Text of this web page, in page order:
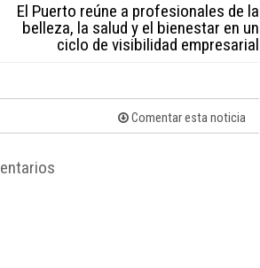
El Puerto reúne a profesionales de la
belleza, la salud y el bienestar en un
ciclo de visibilidad empresarial
Comentar esta noticia